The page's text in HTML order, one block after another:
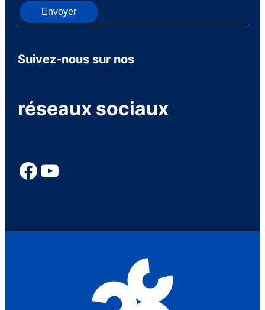
Envoyer
Suivez-nous sur nos
réseaux sociaux